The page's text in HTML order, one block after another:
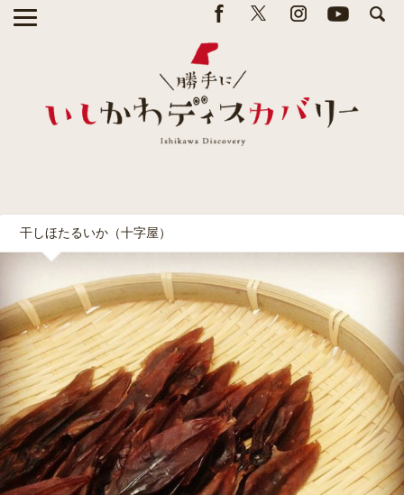
干しほたるいか（十字屋）